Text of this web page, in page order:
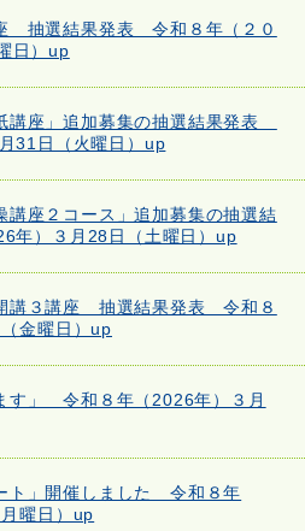
抽選結果発表 令和８年（２０
日）up
講座」追加募集の抽選結果発表
31日（火曜日）up
講座２コース」追加募集の抽選結
年）３月28日（土曜日）up
講３講座 抽選結果発表 令和８
金曜日）up
す」 令和８年（2026年）３月
ト」開催しました 令和８年
曜日）up